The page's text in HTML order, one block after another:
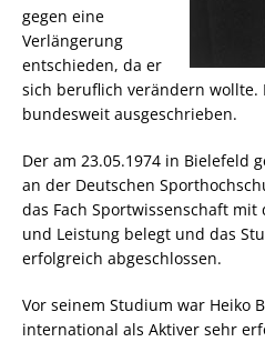
gegen eine
Verlängerung
entschieden, da er
sich beruflich verändern wollte.
bundesweit ausgeschrieben.
Der am 23.05.1974 in Bielefeld
an der Deutschen
das Fach Sportwissenschaft mit
und Leistung belegt und das
erfolgreich abgeschlossen.
Vor seinem Studium war Heiko
international als Aktiver sehr